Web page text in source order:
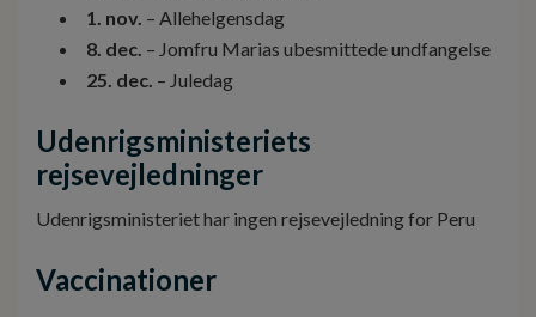
1. nov. – Allehelgensdag
8. dec. – Jomfru Marias ubesmittede undfangelse
25. dec. – Juledag
Udenrigsministeriets
rejsevejledninger
Udenrigsministeriet har ingen rejsevejledning for Peru
Vaccinationer